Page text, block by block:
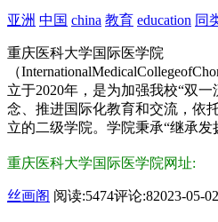
亚洲 中国 china 教育 education 同
重庆医科大学国际医学院
（
立于2020年，是为加强我校“双
念、推进国际化教育和交流，依
立的二级学院。学院秉承“继承
重庆医科大学国际医学院网址:
丝画阁 阅读:5474评论:82023-05-